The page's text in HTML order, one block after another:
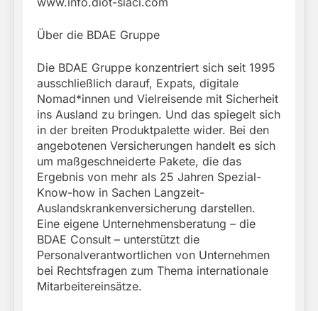
Über die BDAE Gruppe
Die BDAE Gruppe konzentriert sich seit 1995
ausschließlich darauf, Expats, digitale
Nomad*innen und Vielreisende mit Sicherheit
ins Ausland zu bringen. Und das spiegelt sich
in der breiten Produktpalette wider. Bei den
angebotenen Versicherungen handelt es sich
um maßgeschneiderte Pakete, die das
Ergebnis von mehr als 25 Jahren Spezial-
Know-how in Sachen Langzeit-
Auslandskrankenversicherung darstellen.
Eine eigene Unternehmensberatung – die
BDAE Consult – unterstützt die
Personalverantwortlichen von Unternehmen
bei Rechtsfragen zum Thema internationale
Mitarbeitereinsätze.